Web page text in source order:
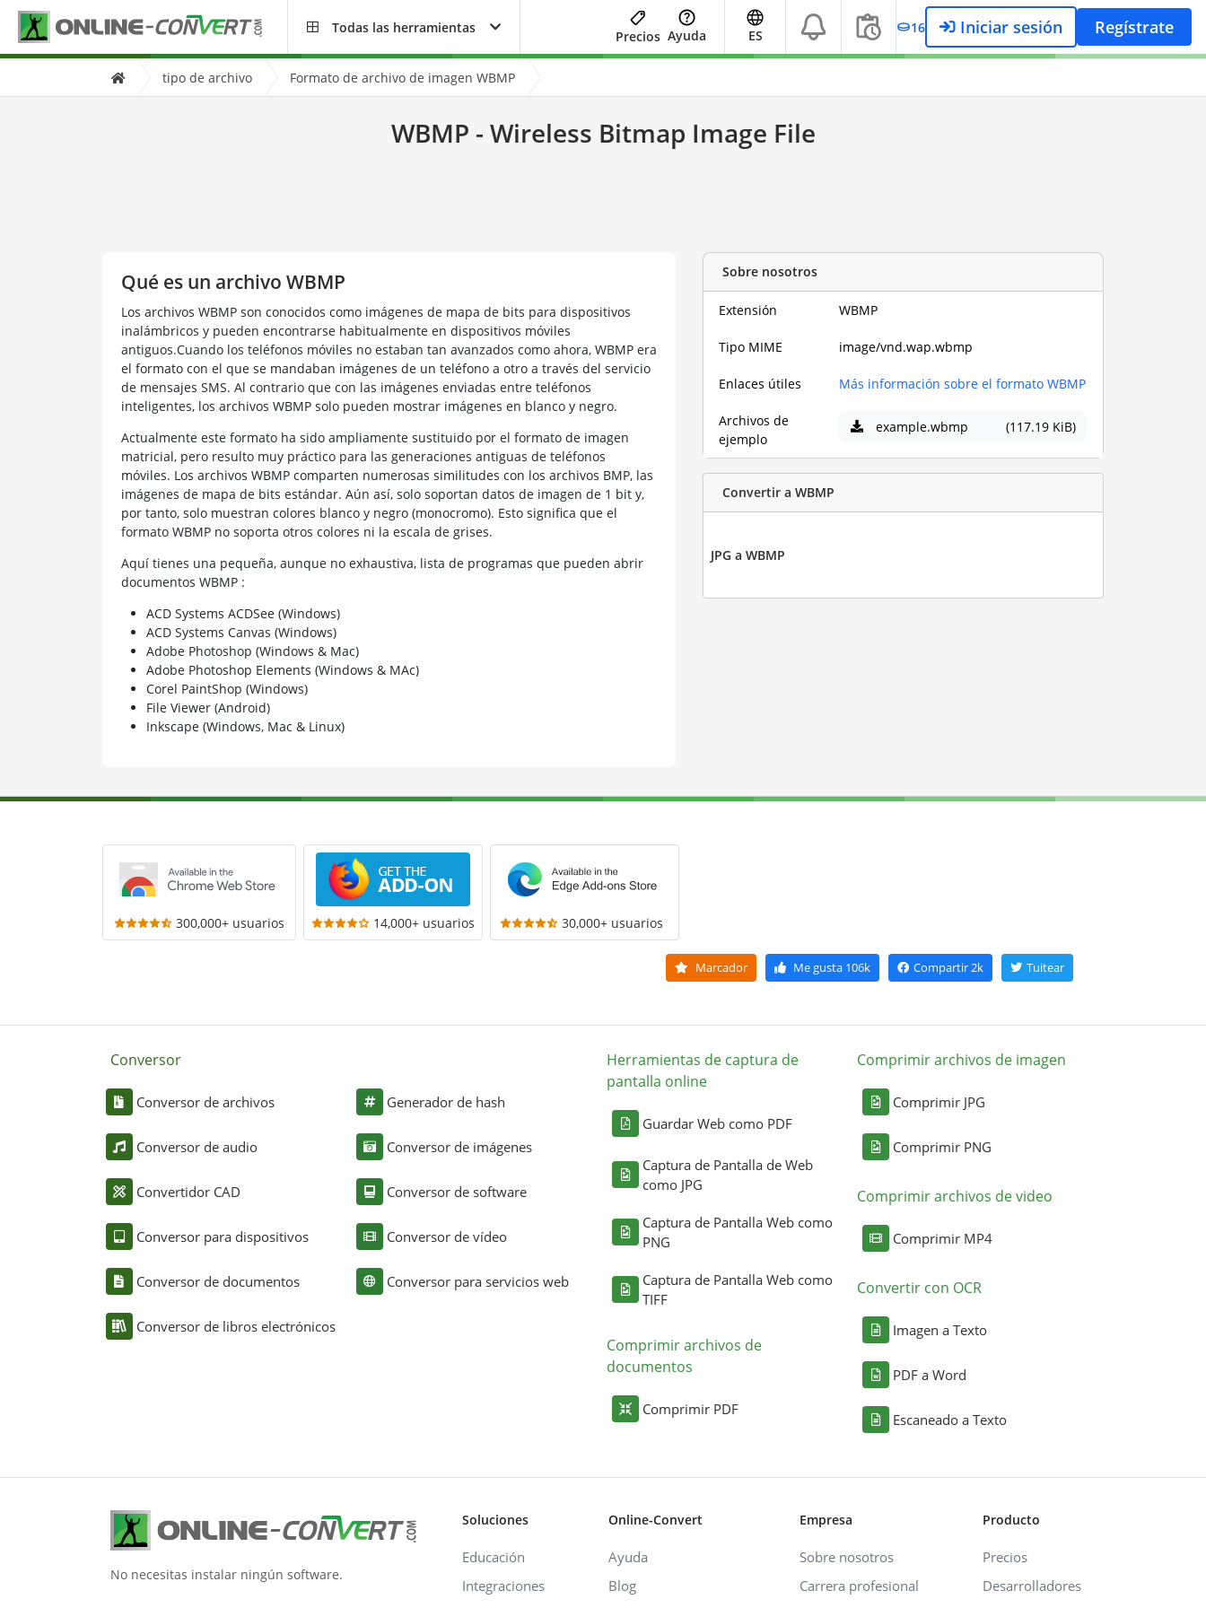
Todas las herramientas
Precios Ayuda ES 16 Iniciar sesión Regístrate
tipo de archivo Formato de archivo de imagen WBMP
WBMP - Wireless Bitmap Image File
Qué es un archivo WBMP
Los archivos WBMP son conocidos como imágenes de mapa de bits para dispositivos
inalámbricos y pueden encontrarse habitualmente en dispositivos móviles
antiguos.Cuando los teléfonos móviles no estaban tan avanzados como ahora, WBMP era
el formato con el que se mandaban imágenes de un teléfono a otro a través del servicio
de mensajes SMS. Al contrario que con las imágenes enviadas entre teléfonos
inteligentes, los archivos WBMP solo pueden mostrar imágenes en blanco y negro.
Actualmente este formato ha sido ampliamente sustituido por el formato de imagen
matricial, pero resulto muy práctico para las generaciones antiguas de teléfonos
móviles. Los archivos WBMP comparten numerosas similitudes con los archivos BMP, las
imágenes de mapa de bits estándar. Aún así, solo soportan datos de imagen de 1 bit y,
por tanto, solo muestran colores blanco y negro (monocromo). Esto significa que el
formato WBMP no soporta otros colores ni la escala de grises.
Aquí tienes una pequeña, aunque no exhaustiva, lista de programas que pueden abrir
documentos WBMP :
ACD Systems ACDSee (Windows)
ACD Systems Canvas (Windows)
Adobe Photoshop (Windows & Mac)
Adobe Photoshop Elements (Windows & MAc)
Corel PaintShop (Windows)
File Viewer (Android)
Inkscape (Windows, Mac & Linux)
Sobre nosotros
Extensión WBMP
Tipo MIME image/vnd.wap.wbmp
Enlaces útiles Más información sobre el formato WBMP
Archivos de
ejemplo
example.wbmp (117.19 KiB)
Convertir a WBMP
JPG a WBMP
300,000+ usuarios 14,000+ usuarios 30,000+ usuarios
Marcador Me gusta106k Compartir 2k Tuitear
Conversor
Conversor de archivos
Conversor de audio
Convertidor CAD
Conversor para dispositivos
Conversor de documentos
Conversor de libros electrónicos
Generador de hash
Conversor de imágenes
Conversor de software
Conversor de vídeo
Conversor para servicios web
Herramientas de captura de
pantalla online
Guardar Web como PDF
Captura de Pantalla de Web
como JPG
Captura de Pantalla Web como
PNG
Captura de Pantalla Web como
TIFF
Comprimir archivos de
documentos
Comprimir PDF
Comprimir archivos de imagen
Comprimir JPG
Comprimir PNG
Comprimir archivos de video
Comprimir MP4
Convertir con OCR
Imagen a Texto
PDF a Word
Escaneado a Texto
No necesitas instalar ningún software.
Soluciones
Educación
Integraciones
Online-Convert
Ayuda
Blog
Empresa
Sobre nosotros
Carrera profesional
Producto
Precios
Desarrolladores